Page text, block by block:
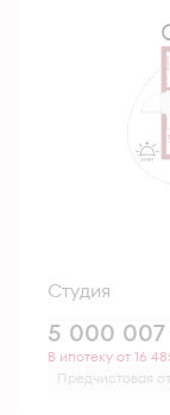
Студия
5 000 007
В ипотеку от 16
Предчистовая